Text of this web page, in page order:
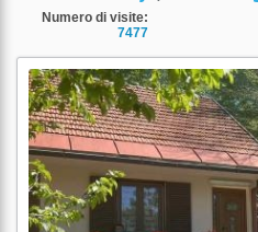
Numero di visite:
7477